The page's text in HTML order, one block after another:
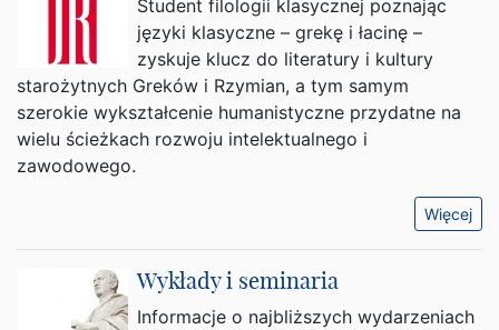
Student filologii klasycznej poznając
języki klasyczne – grekę i łacinę –
zyskuje klucz do literatury i kultury
starożytnych Greków i Rzymian, a tym samym
szerokie wykształcenie humanistyczne przydatne na
wielu ścieżkach rozwoju intelektualnego i
zawodowego.
Więcej
Wykłady i seminaria
Informacje o najbliższych wydarzeniach